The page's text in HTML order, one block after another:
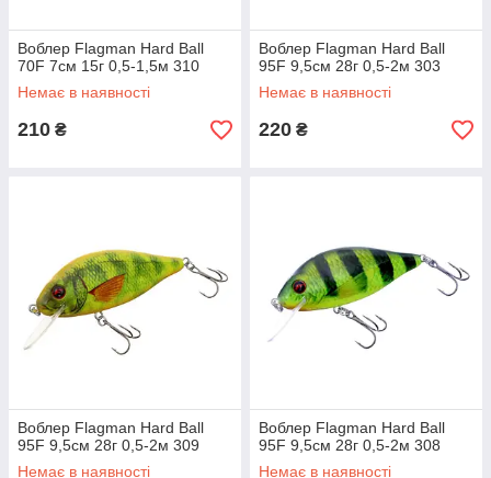
Воблер Flagman Hard Ball
70F 7см 15г 0,5-1,5м 310
Немає в наявності
210 ₴
Воблер Flagman Hard Ball
95F 9,5см 28г 0,5-2м 303
Немає в наявності
220 ₴
Воблер Flagman Hard Ball
95F 9,5см 28г 0,5-2м 309
Немає в наявності
Воблер Flagman Hard Ball
95F 9,5см 28г 0,5-2м 308
Немає в наявності